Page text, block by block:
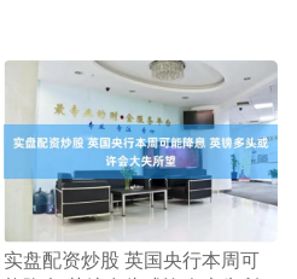
​实盘配资炒股 英国央行本周可